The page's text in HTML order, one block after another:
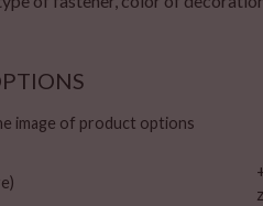
image of product options